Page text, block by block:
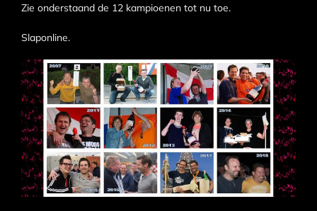
Zie onderstaand de 12 kampioenen tot nu toe.
Slaponline.